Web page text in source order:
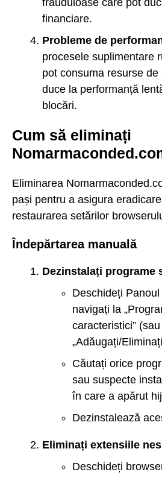
financiare.
Probleme de
procesele suplimentare
pot consuma resurse
duce la performanță
blocări.
Cum să eliminați
Eliminarea
pași pentru a asigura
restaurarea setărilor
Îndepărtarea manuală
Dezinstalați programe
Deschideți
navigați la
caracteristici” (sau
„Adăugați/
Căutați orice
sau suspecte
în care a apărut
Dezinstalează
Eliminați extensiile
Deschideți